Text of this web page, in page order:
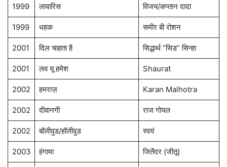
1999 लावारिस विजय/कप्तान दादा
1999 धहक समीर बी रोशन
2001 दिल चाहता है सिद्धार्थ “सिड” सिन्हा
2001 लव यू हमेश Shaurat
2002 हमराज़ Karan Malhotra
2002 दीवानगी राज गोयल
2002 बॉलीवुड/हॉलीवुड स्वयं
2003 हंगामा जितेंदर (जीतू)